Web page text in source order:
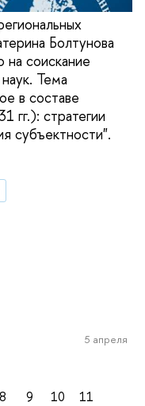
Болтунова
соискание
Тема
в составе
гг.): стратегии
субъектности".
5 апреля
8 9 10
11